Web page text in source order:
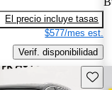
El precio incluye tasas
$577/mes est.
Verif. disponibilidad